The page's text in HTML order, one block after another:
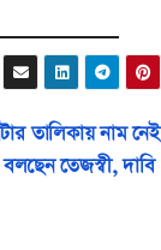
তালিকায় নাম নেই
তেজস্বী, দাবি